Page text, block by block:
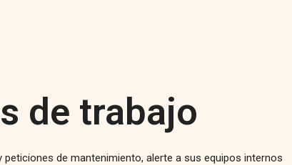
de trabajo
de mantenimiento, alerte a sus equipos internos